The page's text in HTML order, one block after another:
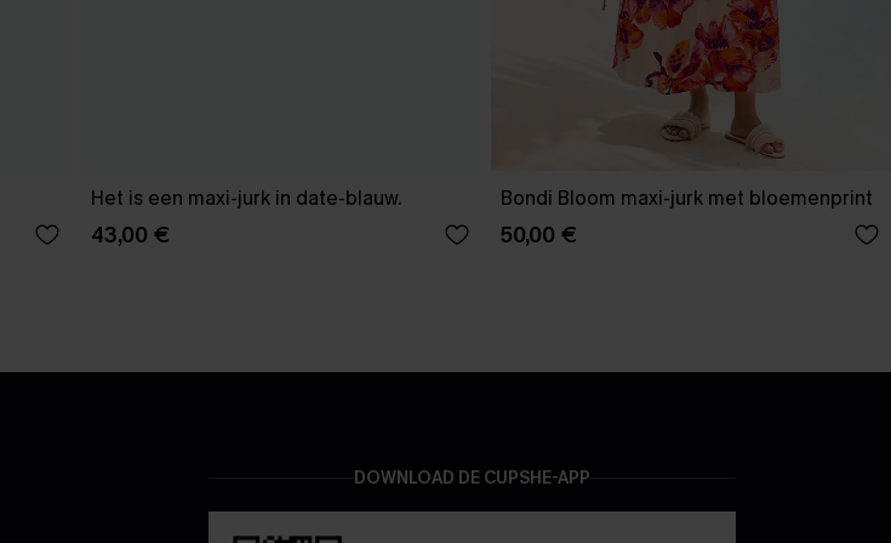
Het is een maxi-jurk in date-blauw.
43,00 €
Bondi Bloom maxi-jurk met bloemenprint
50,00 €
DOWNLOAD DE CUPSHE-APP